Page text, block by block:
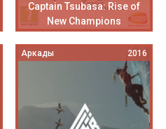
Captain Tsubasa: Rise of
New Champions
Аркады 2016